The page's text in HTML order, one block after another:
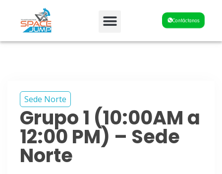
Contáctanos
Sede Norte
Grupo 1 (10:00AM a
12:00 PM) – Sede
Norte